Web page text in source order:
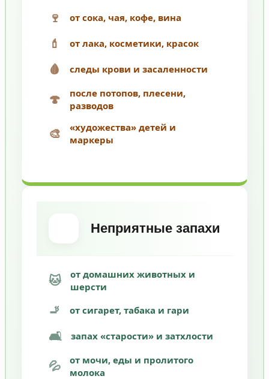
🍷 от сока, чая, кофе, вина
💄 от лака, косметики, красок
🩸 следы крови и засаленности
🍄
после потопов, плесени,
разводов
🎨
«художества» детей и
маркеры
Неприятные запахи
🐱
от домашних животных и
шерсти
🚬 от сигарет, табака и гари
🛋️ запах «старости» и затхлости
💦
от мочи, еды и пролитого
молока